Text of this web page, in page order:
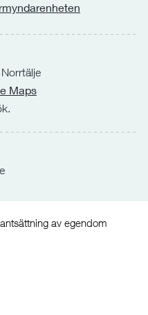
Maps
av egendom